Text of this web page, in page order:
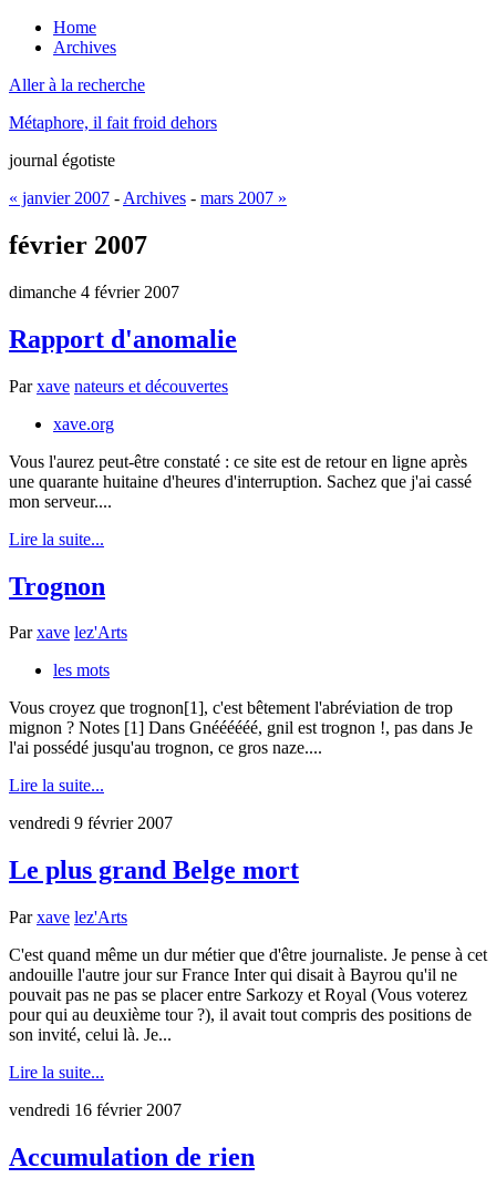
Home
Archives
Aller à la recherche
Métaphore, il fait froid dehors
journal égotiste
« janvier 2007 - Archives - mars 2007 »
février 2007
dimanche 4 février 2007
Rapport d'anomalie
Parxave nateurs et découvertes
xave.org
Vous l'aurez peut-être constaté : ce site est de retour en ligne après
une quarante huitaine d'heures d'interruption. Sachez que j'ai cassé
mon serveur....
Lire la suite...
Trognon
Parxave lez'Arts
les mots
Vous croyez que trognon[1], c'est bêtement l'abréviation de trop
mignon ? Notes [1] Dans Gnéééééé, gnil est trognon !, pas dans Je
l'ai possédé jusqu'au trognon, ce gros naze....
Lire la suite...
vendredi 9 février 2007
Le plus grand Belge mort
Parxave lez'Arts
C'est quand même un dur métier que d'être journaliste. Je pense à cet
andouille l'autre jour sur France Inter qui disait à Bayrou qu'il ne
pouvait pas ne pas se placer entre Sarkozy et Royal (Vous voterez
pour qui au deuxième tour ?), il avait tout compris des positions de
son invité, celui là. Je...
Lire la suite...
vendredi 16 février 2007
Accumulation de rien